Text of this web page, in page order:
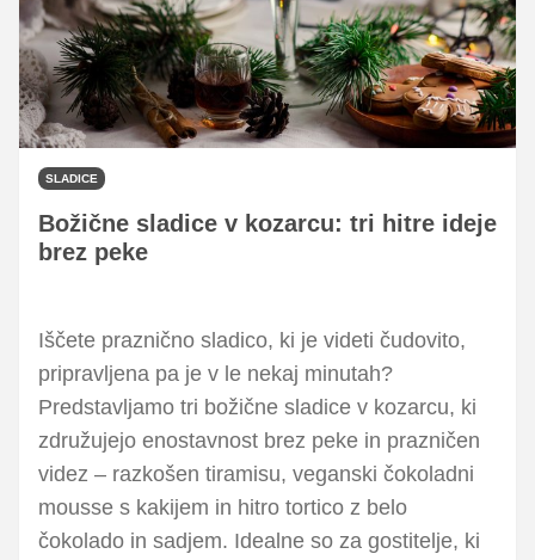
SLADICE
Božične sladice v kozarcu: tri hitre ideje
brez peke
Iščete praznično sladico, ki je videti čudovito,
pripravljena pa je v le nekaj minutah?
Predstavljamo tri božične sladice v kozarcu, ki
združujejo enostavnost brez peke in prazničen
videz – razkošen tiramisu, veganski čokoladni
mousse s kakijem in hitro tortico z belo
čokolado in sadjem. Idealne so za gostitelje, ki